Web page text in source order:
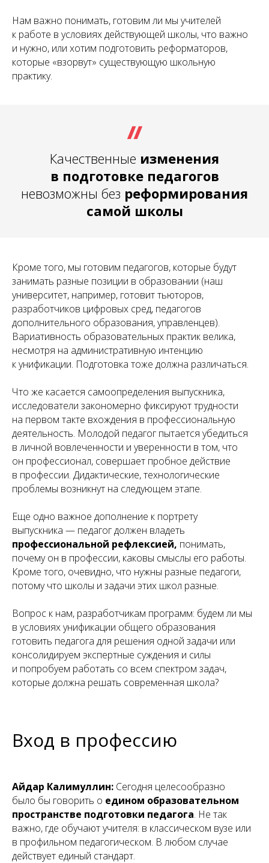
Нам важно понимать, готовим ли мы учителей
к работе в условиях действующей школы, что важно
и нужно, или хотим подготовить реформаторов,
которые «взорвут» существующую школьную
практику.
Качественные изменения
в подготовке педагогов
невозможны без реформирования
самой школы
Кроме того, мы готовим педагогов, которые будут
занимать разные позиции в образовании (наш
университет, например, готовит тьюторов,
разработчиков цифровых сред, педагогов
дополнительного образования, управленцев).
Вариативность образовательных практик велика,
несмотря на административную интенцию
к унификации. Подготовка тоже должна различаться.
Что же касается самоопределения выпускника,
исследователи закономерно фиксируют трудности
на первом такте вхождения в профессиональную
деятельность. Молодой педагог пытается убедиться
в личной вовлеченности и уверенности в том, что
он профессионал, совершает пробное действие
в профессии. Дидактические, технологические
проблемы возникнут на следующем этапе.
Еще одно важное дополнение к портрету
выпускника — педагог должен владеть
профессиональной рефлексией, понимать,
почему он в профессии, каковы смыслы его работы.
Кроме того, очевидно, что нужны разные педагоги,
потому что школы и задачи этих школ разные.
Вопрос к нам, разработчикам программ: будем ли мы
в условиях унификации общего образования
готовить педагога для решения одной задачи или
консолидируем экспертные суждения и силы
и попробуем работать со всем спектром задач,
которые должна решать современная школа?
Вход в профессию
Айдар Калимуллин: Сегодня целесообразно
было бы говорить о едином образовательном
пространстве подготовки педагога. Не так
важно, где обучают учителя: в классическом вузе или
в профильном педагогическом. В любом случае
действует единый стандарт.